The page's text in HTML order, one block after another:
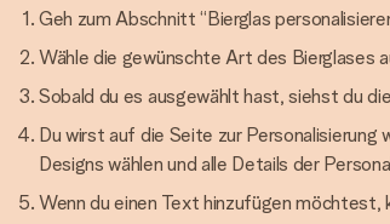
Geh zum Abschnitt “Bierglas
Wähle die gewünschte Art des Bierglases
Sobald du es ausgewählt hast, siehst du
Du wirst auf die Seite zur
Designs wählen und alle Details der
Wenn du einen Text hinzufügen möchtest,